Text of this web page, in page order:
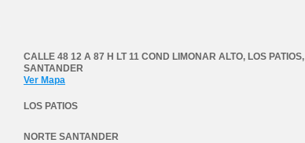
CALLE 48 12 A 87 H LT 11 COND LIMONAR ALTO, LOS PATIOS,
SANTANDER
Ver Mapa
LOS PATIOS
NORTE SANTANDER